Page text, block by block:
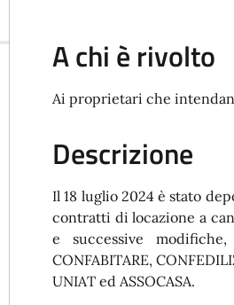
A chi è rivolto
Ai proprietari che
Descrizione
Il 18 luglio 2024 è stato
contratti di locazione a
e successive
CONFABITARE,
UNIAT ed ASSOCASA.